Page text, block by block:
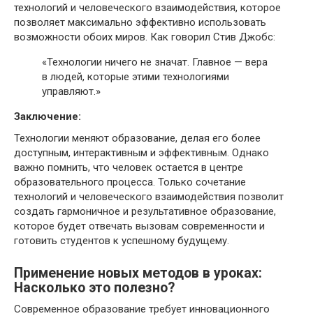
технологий и человеческого взаимодействия, которое
позволяет максимально эффективно использовать
возможности обоих миров. Как говорил Стив Джобс:
«Технологии ничего не значат. Главное — вера
в людей, которые этими технологиями
управляют.»
Заключение:
Технологии меняют образование, делая его более
доступным, интерактивным и эффективным. Однако
важно помнить, что человек остается в центре
образовательного процесса. Только сочетание
технологий и человеческого взаимодействия позволит
создать гармоничное и результативное образование,
которое будет отвечать вызовам современности и
готовить студентов к успешному будущему.
Применение новых методов в уроках:
Насколько это полезно?
Современное образование требует инновационного